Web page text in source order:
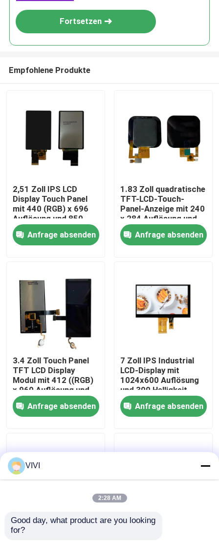
Produkte
Videos
VR-Show
Über uns
Fabrik-Ausflug
Qualitätskontrolle
Treten Sie mit uns in Verbindung
Fortsetzen
Empfohlene Produkte
2,51 Zoll IPS LCD
Display Touch Panel
mit 440 (RGB) x 696
Auflösung und 850
cd/m2 Helligkeit MIPI-
Schnittstelle
Anfrage absenden
1.83 Zoll quadratische
TFT-LCD-Touch-
Panel-Anzeige mit 240
x 284 Auflösung und
SPI-Schnittstelle
Anfrage absenden
3.4 Zoll Touch Panel
TFT LCD Display
Modul mit 412 ((RGB)
x 960 Auflösung und
MIPI 2L Schnittstelle
für industrielle
Verwendung
Anfrage absenden
7 Zoll IPS Industrial
LCD-Display mit
1024x600 Auflösung
und 300 Helligkeit
Kapazitiv Touchscreen
Anfrage absenden
2,88 Zoll Touchscreen
VIVI
2:28 AM
Good day, what product are you looking
for?